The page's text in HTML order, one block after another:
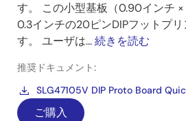
す。 この小型基板（0.90インチ
0.3インチの20ピンDIPフットプ
す。 ユーザは...続きを読む
推奨ドキュメント:
SLG47105V DIP Proto Board
ご購入